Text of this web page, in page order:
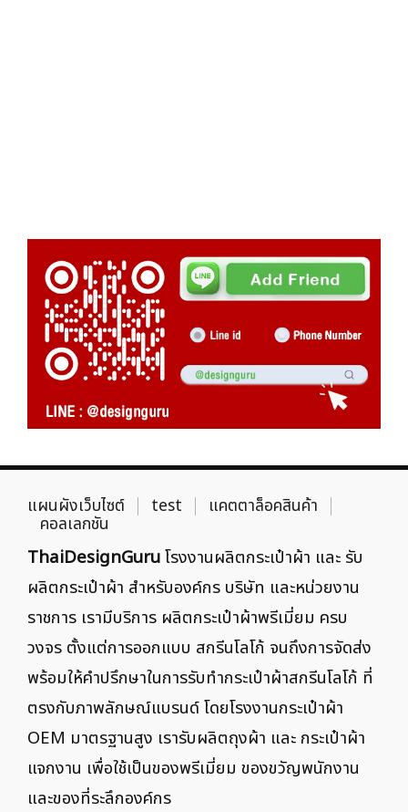
แผนผังเว็บไซต์ test แคตตาล็อคสินค้า
คอลเลกชัน
ThaiDesignGuruโรงงานผลิตกระเป๋าผ้า และ รับ
ผลิตกระเป๋าผ้า สำหรับองค์กร บริษัท และหน่วยงาน
ราชการ เรามีบริการ ผลิตกระเป๋าผ้าพรีเมี่ยม ครบ
วงจร ตั้งแต่การออกแบบ สกรีนโลโก้ จนถึงการจัดส่ง
พร้อมให้คำปรึกษาในการรับทำกระเป๋าผ้าสกรีนโลโก้ ที่
ตรงกับภาพลักษณ์แบรนด์ โดยโรงงานกระเป๋าผ้า
OEM มาตรฐานสูง เรารับผลิตถุงผ้า และ กระเป๋าผ้า
แจกงาน เพื่อใช้เป็นของพรีเมี่ยม ของขวัญพนักงาน
และของที่ระลึกองค์กร